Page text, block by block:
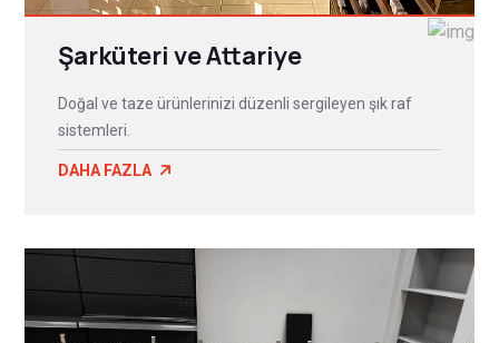
Şarküteri ve Attariye
Doğal ve taze ürünlerinizi düzenli sergileyen şık raf
sistemleri.
DAHA FAZLA